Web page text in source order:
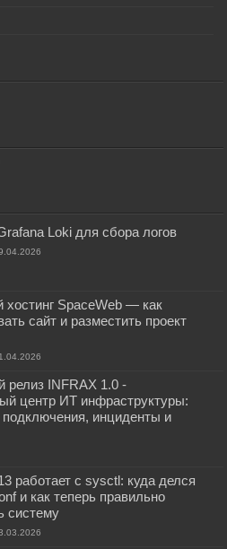
Loki для сбора логов
хостинг SpaceWeb — как
сайт и разместить проект
релиз INFRAX 1.0 -
центр ИТ инфраструктуры:
подключения, инциденты и
работает с sysctl: куда делся
и как теперь правильно
систему